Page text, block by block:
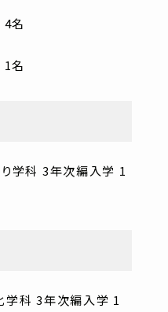
名
名
学科 3年次編入学 1
学科 3年次編入学 1